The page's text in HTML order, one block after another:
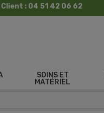
: 04 51 42 06 62
SOINS ET
MATÉRIEL